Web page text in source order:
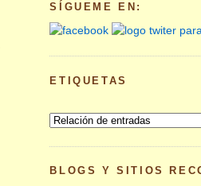
SÍGUEME EN:
ETIQUETAS
BLOGS Y SITIOS